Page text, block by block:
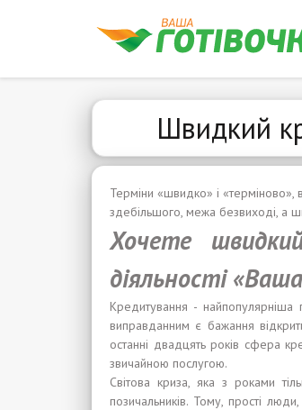
Швидкий
Терміни «швидко» і «терміново»,
здебільшого, межа безвиході, а
Хочете
діяльності
Кредитування - найпопулярніша
виправданним є бажання
останні двадцять років сфера
звичайною послугою.
Світова криза, яка з роками
позичальників. Тому, прості